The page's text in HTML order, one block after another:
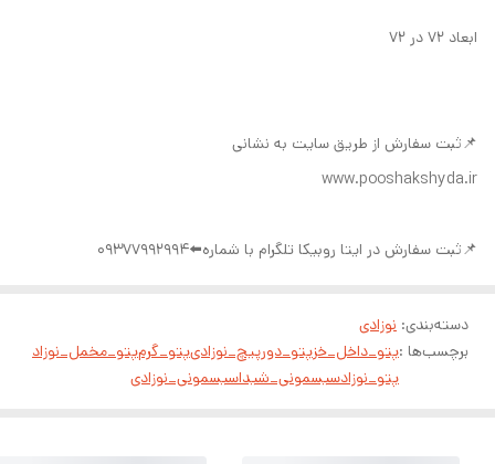
ابعاد ۷۲ در ۷۲
📌ثبت سفارش از طریق سایت به نشانی
www.pooshakshyda.ir
📌ثبت سفارش در ایتا روبیکا تلگرام با شماره⬅️09377992994
دسته‌بندی: نوزادی
برچسب‌ها :پتو_داخل_خزپتو_دورپیچ_نوزادیپتو_گرمپتو_مخمل_نوزاد
پتو_نوزادسیسمونی_شیداسیسمونی_نوزادی